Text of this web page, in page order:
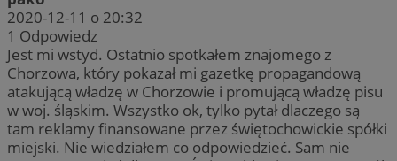
2020-12-11 o 20:32
1 Odpowiedz
Jest mi wstyd. Ostatnio spotkałem znajomego z
Chorzowa, który pokazał mi gazetkę propagandową
atakującą władzę w Chorzowie i promującą władzę pisu
w woj. śląskim. Wszystko ok, tylko pytał dlaczego są
tam reklamy finansowane przez świętochowickie spółki
miejski. Nie wiedziałem co odpowiedzieć. Sam nie